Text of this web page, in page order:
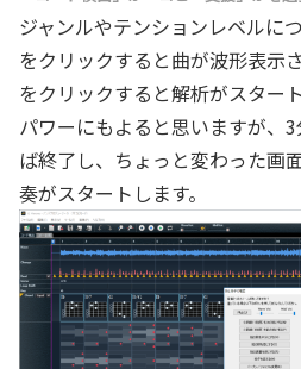
ジャンルやテンションレベルに
をクリックすると曲が波形表示
をクリックすると解析がスター
パワーにもよると思いますが、
ば終了し、ちょっと変わった画
奏がスタートします。